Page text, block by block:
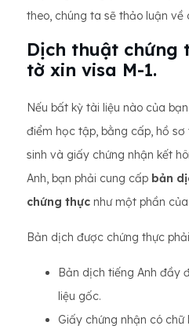
theo, chúng ta sẽ thảo luận về
Dịch thuật chứng
tờ xin visa M-1.
Nếu bất kỳ tài liệu nào của
điểm học tập, bằng cấp, hồ
sinh và giấy chứng nhận kết
Anh, bạn phải cung cấp bản
chứng thực như một phần
Bản dịch được chứng thực
Bản dịch tiếng Anh đầy
liệu gốc.
Giấy chứng nhận có